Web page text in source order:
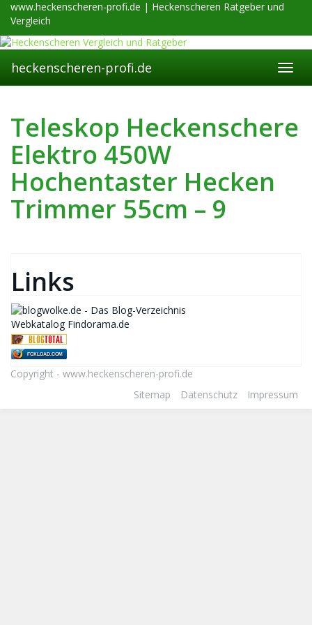
Skip
main
content
www.heckenscheren-profi.de | Heckenscheren Ratgeber und
Vergleich
heckenscheren-profi.de
Teleskop Heckenschere
Elektro 450W
Hochentaster Hecken
Trimmer 55cm – 9
Links
Webkatalog Findorama.de
FOXLOAD.COM
Copyright - www.heckenscheren-profi.de
Sitemap
Datenschutz Impressum